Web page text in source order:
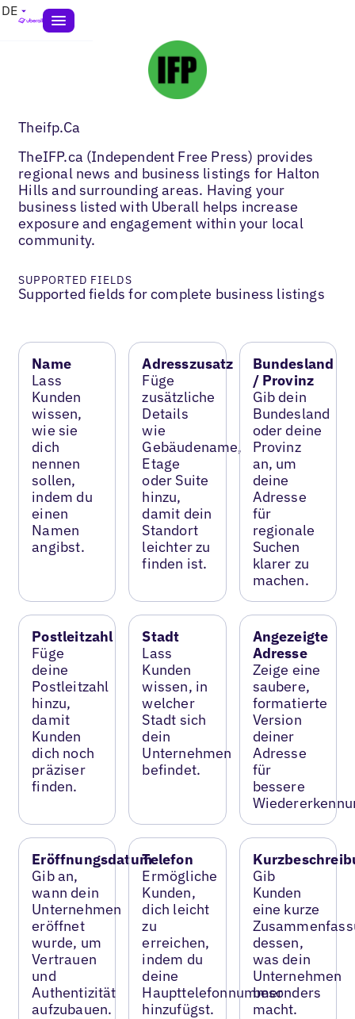
DE
Theifp.Ca
TheIFP.ca (Independent Free Press) provides
regional news and business listings for Halton
Hills and surrounding areas. Having your
business listed with Uberall helps increase
exposure and engagement within your local
community.
SUPPORTED FIELDS
Supported fields for complete business listings
Name
Lass
Kunden
wissen,
wie sie
dich
nennen
sollen,
indem du
einen
Namen
angibst.
Adresszusatz
Füge
zusätzliche
Details
wie
Gebäudename,
Etage
oder Suite
hinzu,
damit dein
Standort
leichter zu
finden ist.
Bundesland
/ Provinz
Gib dein
Bundesland
oder deine
Provinz
an, um
deine
Adresse
für
regionale
Suchen
klarer zu
machen.
Postleitzahl
Füge
deine
Postleitzahl
hinzu,
damit
Kunden
dich noch
präziser
finden.
Stadt
Lass
Kunden
wissen, in
welcher
Stadt sich
dein
Unternehmen
befindet.
Angezeigte
Adresse
Zeige eine
saubere,
formatierte
Version
deiner
Adresse
für
bessere
Eröffnungsdatum
Gib an,
wann dein
Unternehmen
eröffnet
wurde, um
Vertrauen
und
Authentizität
aufzubauen.
Telefon
Ermögliche
Kunden,
dich leicht
zu
erreichen,
indem du
deine
Haupttelefonnummer
hinzufügst.
Gib
Kunden
eine kurze
dessen,
was dein
Unternehmen
besonders
macht.